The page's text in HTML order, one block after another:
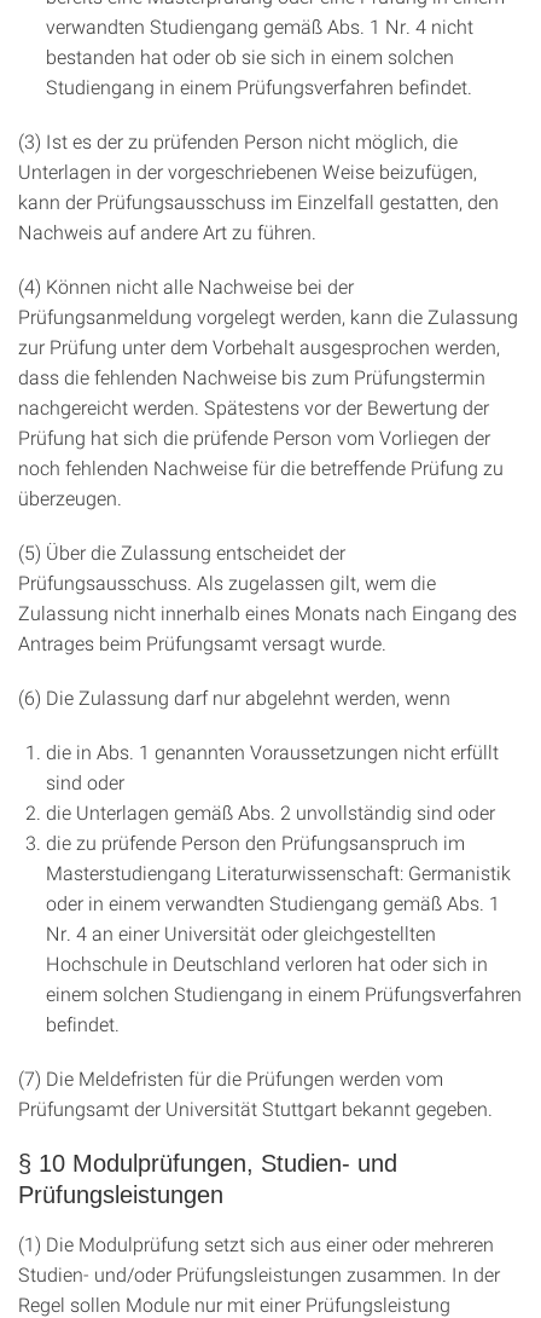
verwandten Studiengang gemäß Abs. 1 Nr. 4 nicht
bestanden hat oder ob sie sich in einem solchen
Studiengang in einem Prüfungsverfahren befindet.
(3) Ist es der zu prüfenden Person nicht möglich, die
Unterlagen in der vorgeschriebenen Weise beizufügen,
kann der Prüfungsausschuss im Einzelfall gestatten, den
Nachweis auf andere Art zu führen.
(4) Können nicht alle Nachweise bei der
Prüfungsanmeldung vorgelegt werden, kann die Zulassung
zur Prüfung unter dem Vorbehalt ausgesprochen werden,
dass die fehlenden Nachweise bis zum Prüfungstermin
nachgereicht werden. Spätestens vor der Bewertung der
Prüfung hat sich die prüfende Person vom Vorliegen der
noch fehlenden Nachweise für die betreffende Prüfung zu
überzeugen.
(5) Über die Zulassung entscheidet der
Prüfungsausschuss. Als zugelassen gilt, wem die
Zulassung nicht innerhalb eines Monats nach Eingang des
Antrages beim Prüfungsamt versagt wurde.
(6) Die Zulassung darf nur abgelehnt werden, wenn
die in Abs. 1 genannten Voraussetzungen nicht erfüllt
sind oder
die Unterlagen gemäß Abs. 2 unvollständig sind oder
die zu prüfende Person den Prüfungsanspruch im
Masterstudiengang Literaturwissenschaft: Germanistik
oder in einem verwandten Studiengang gemäß Abs. 1
Nr. 4 an einer Universität oder gleichgestellten
Hochschule in Deutschland verloren hat oder sich in
einem solchen Studiengang in einem Prüfungsverfahren
befindet.
(7) Die Meldefristen für die Prüfungen werden vom
Prüfungsamt der Universität Stuttgart bekannt gegeben.
§ 10 Modulprüfungen, Studien- und
Prüfungsleistungen
(1) Die Modulprüfung setzt sich aus einer oder mehreren
Studien- und/oder Prüfungsleistungen zusammen. In der
Regel sollen Module nur mit einer Prüfungsleistung